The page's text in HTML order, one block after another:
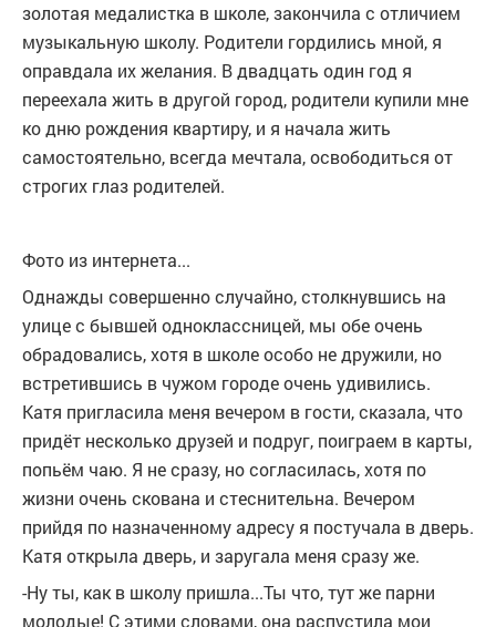
золотая медалистка в школе, закончила с отличием
музыкальную школу. Родители гордились мной, я
оправдала их желания. В двадцать один год я
переехала жить в другой город, родители купили мне
ко дню рождения квартиру, и я начала жить
самостоятельно, всегда мечтала, освободиться от
строгих глаз родителей.
Фото из интернета...
Однажды совершенно случайно, столкнувшись на
улице с бывшей одноклассницей, мы обе очень
обрадовались, хотя в школе особо не дружили, но
встретившись в чужом городе очень удивились.
Катя пригласила меня вечером в гости, сказала, что
придёт несколько друзей и подруг, поиграем в карты,
попьём чаю. Я не сразу, но согласилась, хотя по
жизни очень скована и стеснительна. Вечером
прийдя по назначенному адресу я постучала в дверь.
Катя открыла дверь, и заругала меня сразу же.
-Ну ты, как в школу пришла...Ты что, тут же парни
молодые! С этими словами, она распустила мои